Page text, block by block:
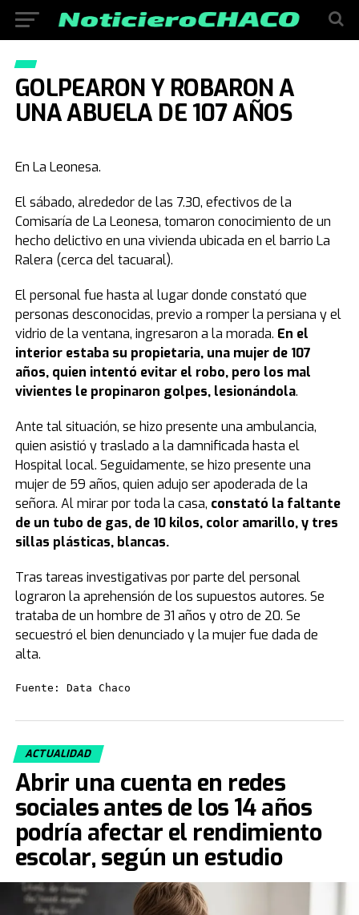
GOLPEARON Y ROBARON A
UNA ABUELA DE 107 AÑOS
En La Leonesa.
El sábado, alrededor de las 7.30, efectivos de la
Comisaría de La Leonesa, tomaron conocimiento de un
hecho delictivo en una vivienda ubicada en el barrio La
Ralera (cerca del tacuaral).
El personal fue hasta al lugar donde constató que
personas desconocidas, previo a romper la persiana y el
vidrio de la ventana, ingresaron a la morada. En el
interior estaba su propietaria, una mujer de 107
años, quien intentó evitar el robo, pero los mal
vivientes le propinaron golpes, lesionándola.
Ante tal situación, se hizo presente una ambulancia,
quien asistió y traslado a la damnificada hasta el
Hospital local. Seguidamente, se hizo presente una
mujer de 59 años, quien adujo ser apoderada de la
señora. Al mirar por toda la casa, constató la faltante
de un tubo de gas, de 10 kilos, color amarillo, y tres
sillas plásticas, blancas.
Tras tareas investigativas por parte del personal
lograron la aprehensión de los supuestos autores. Se
trataba de un hombre de 31 años y otro de 20. Se
secuestró el bien denunciado y la mujer fue dada de
alta.
Fuente: Data Chaco
ACTUALIDAD
Abrir una cuenta en redes
sociales antes de los 14 años
podría afectar el rendimiento
escolar, según un estudio